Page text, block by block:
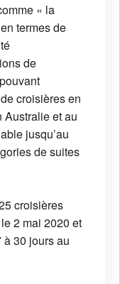
« la
termes de
de
croisières en
Australie et au
jusqu’au
de suites
croisières
2 mai 2020 et
30 jours au